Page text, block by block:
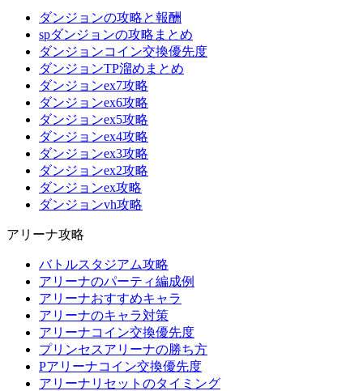
ダンジョンの攻略と報酬
spダンジョンの攻略まとめ
ダンジョンコイン交換優先度
ダンジョンTP溜めまとめ
ダンジョンex7攻略
ダンジョンex6攻略
ダンジョンex5攻略
ダンジョンex4攻略
ダンジョンex3攻略
ダンジョンex2攻略
ダンジョンex攻略
ダンジョンvh攻略
アリーナ攻略
バトルスタジアム攻略
アリーナのパーティ編成例
アリーナおすすめキャラ
アリーナのキャラ対策
アリーナコイン交換優先度
プリンセスアリーナの勝ち方
Pアリーナコイン交換優先度
アリーナリセットのタイミング